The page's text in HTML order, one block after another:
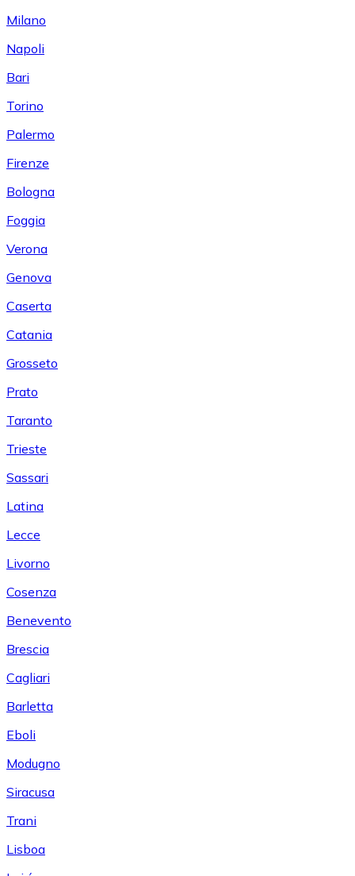
Milano
Napoli
Bari
Torino
Palermo
Firenze
Bologna
Foggia
Verona
Genova
Caserta
Catania
Grosseto
Prato
Taranto
Trieste
Sassari
Latina
Lecce
Livorno
Cosenza
Benevento
Brescia
Cagliari
Barletta
Eboli
Modugno
Siracusa
Trani
Lisboa